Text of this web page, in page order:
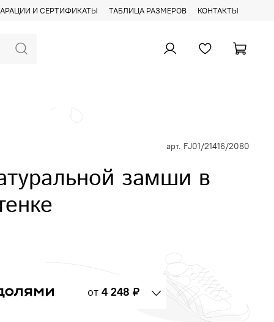
И СЕРТИФИКАТЫ ТАБЛИЦА РАЗМЕРОВ КОНТАКТЫ
арт. FJ01/21416/2080
замши в
от 4 248 ₽